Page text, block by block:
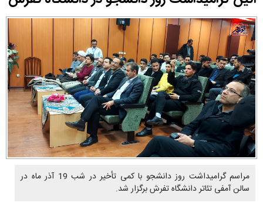
مراسم گرامیداشت روز دانشجو با کمی تأخیر در شب 19 آذر ماه در
سالن آمفی تئاتر دانشگاه تفرش برگزار شد.